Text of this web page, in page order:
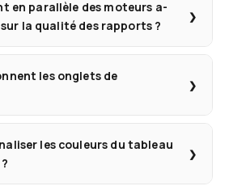
en parallèle des moteurs a-
la qualité des rapports ?
les onglets de
les couleurs du tableau